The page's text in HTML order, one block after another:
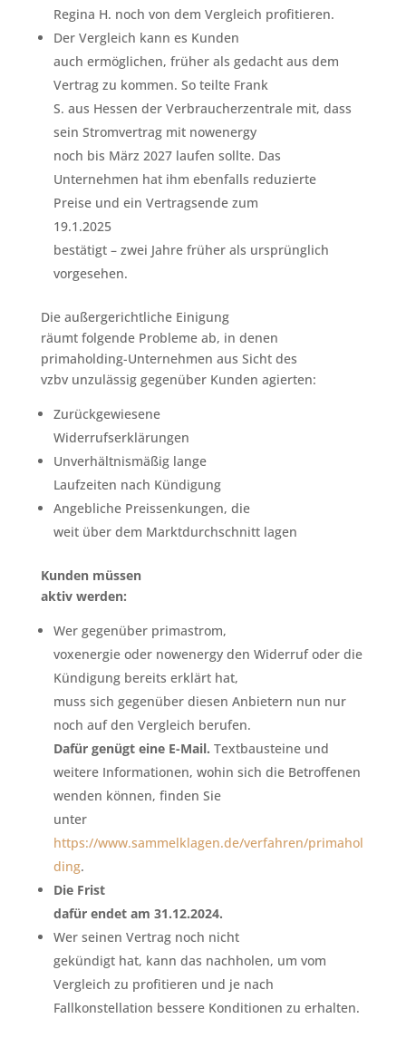
Regina H. noch von dem Vergleich profitieren.
Der Vergleich kann es Kunden
auch ermöglichen, früher als gedacht aus dem
Vertrag zu kommen. So teilte Frank
S. aus Hessen der Verbraucherzentrale mit, dass
sein Stromvertrag mit nowenergy
noch bis März 2027 laufen sollte. Das
Unternehmen hat ihm ebenfalls reduzierte
Preise und ein Vertragsende zum
19.1.2025
bestätigt – zwei Jahre früher als ursprünglich
vorgesehen.
Die außergerichtliche Einigung
räumt folgende Probleme ab, in denen
primaholding-Unternehmen aus Sicht des
vzbv unzulässig gegenüber Kunden agierten:
Zurückgewiesene
Widerrufserklärungen
Unverhältnismäßig lange
Laufzeiten nach Kündigung
Angebliche Preissenkungen, die
weit über dem Marktdurchschnitt lagen
Kunden müssen
aktiv werden:
Wer gegenüber primastrom,
voxenergie oder nowenergy den Widerruf oder die
Kündigung bereits erklärt hat,
muss sich gegenüber diesen Anbietern nun nur
noch auf den Vergleich berufen.
Dafür genügt eine E-Mail. Textbausteine und
weitere Informationen, wohin sich die Betroffenen
wenden können, finden Sie
unter
https://www.sammelklagen.de/verfahren/primahol
ding.
Die Frist
dafür endet am 31.12.2024.
Wer seinen Vertrag noch nicht
gekündigt hat, kann das nachholen, um vom
Vergleich zu profitieren und je nach
Fallkonstellation bessere Konditionen zu erhalten.